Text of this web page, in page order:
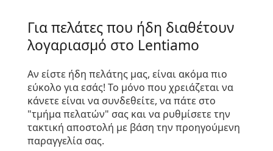
Για πελάτες που ήδη διαθέτουν
λογαριασμό στο Lentiamo
Αν είστε ήδη πελάτης μας, είναι ακόμα πιο
εύκολο για εσάς! Το μόνο που χρειάζεται να
κάνετε είναι να συνδεθείτε, να πάτε στο
"τμήμα πελατών" σας και να ρυθμίσετε την
τακτική αποστολή με βάση την προηγούμενη
παραγγελία σας.